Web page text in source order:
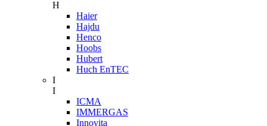
H
Haier
Hajdu
Henco
Hoobs
Hubert
Huch EnTEC
I
I
ICMA
IMMERGAS
Innovita